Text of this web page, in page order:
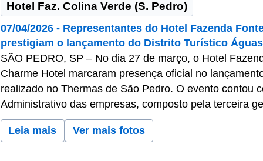
Hotel Faz. Colina Verde (S. Pedro)
07/04/2026 - Representantes do Hotel Fazenda
prestigiam o lançamento do Distrito Turístico
SÃO PEDRO, SP – No dia 27 de março, o Hotel
Charme Hotel marcaram presença oficial no
realizado no Thermas de São Pedro. O evento contou
Administrativo das empresas, composto pela terceira
Leia mais Ver mais fotos